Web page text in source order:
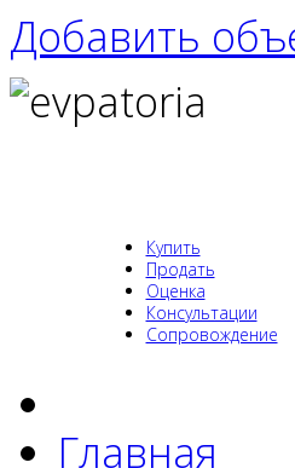
Добавить
Купить
Продать
Оценка
Консультации
Сопровождение
Главная